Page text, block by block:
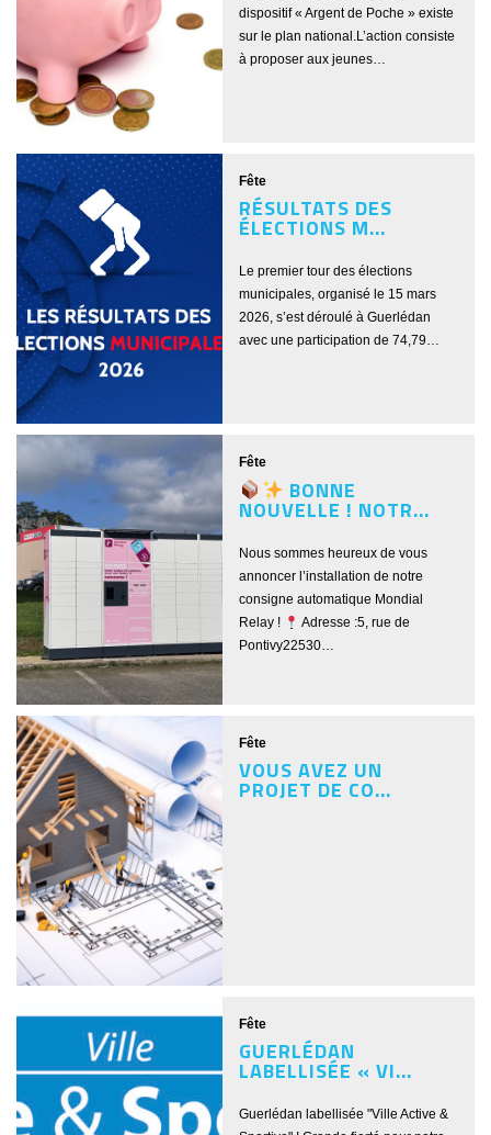
dispositif « Argent de Poche » existe
sur le plan national.L’action consiste
à proposer aux jeunes…
Fête
RÉSULTATS DES
ÉLECTIONS M...
Le premier tour des élections
municipales, organisé le 15 mars
2026, s’est déroulé à Guerlédan
avec une participation de 74,79…
Fête
BONNE
NOUVELLE ! NOTR...
Nous sommes heureux de vous
annoncer l’installation de notre
consigne automatique Mondial
Relay !
Adresse :5, rue de
Pontivy22530…
Fête
VOUS AVEZ UN
PROJET DE CO...
Fête
GUERLÉDAN
LABELLISÉE « VI...
Guerlédan labellisée "Ville Active &